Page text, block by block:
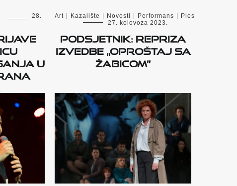
28.
u
Art | Kazalište | Novosti | Performans | Ples
27. kolovoza 2023.
Podsjetnik: Repriza
izvedbe „Oproštaj sa
Žabicom”